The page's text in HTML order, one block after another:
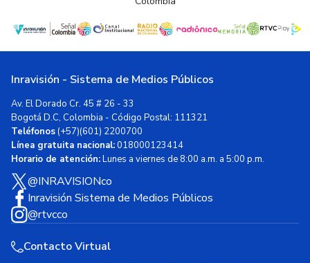
Inravisión - Sistema de Medios Públicos
Av. El Dorado Cr. 45 # 26 - 33
Bogotá D.C, Colombia - Código Postal: 111321
Teléfonos(+57)(601) 2200700
Línea gratuita nacional:018000123414
Horario de atención:Lunes a viernes de 8:00 a.m. a 5:00 p.m.
@INRAVISIONco
Inravisión Sistema de Medios Públicos
@rtvcco
Contacto Virtual